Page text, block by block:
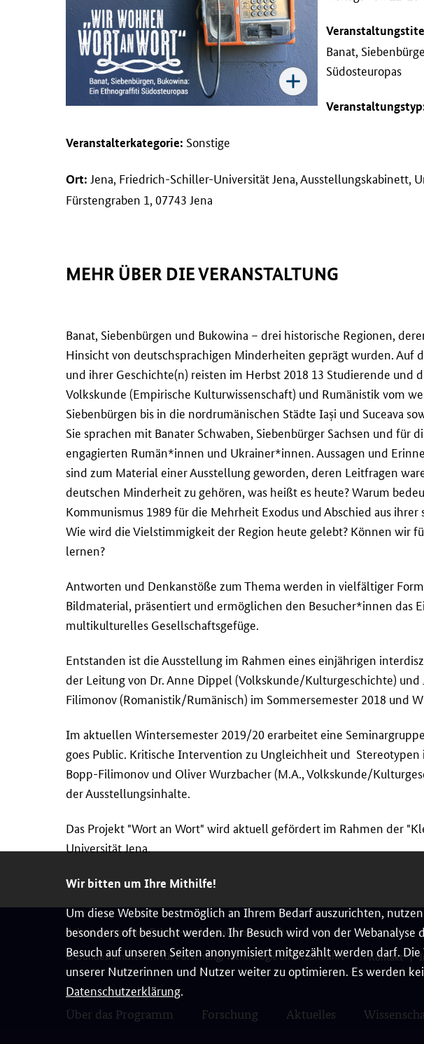
Wir bitten um Ihre Mithilfe!
Um diese Website bestmöglich an Ihrem Bedarf auszurichten,
besonders oft besucht werden. Ihr Besuch wird von der
Besuch auf unseren Seiten anonymisiert mitgezählt werden darf.
unserer Nutzerinnen und Nutzer weiter zu optimieren. Es werden
Datenschutzerklärung.
Banat,
Südosteuropas
Veranstalterkategorie: Sonstige
Ort: Jena, Friedrich-Schiller-Universität Jena, Ausstellungskabinett,
Fürstengraben 1, 07743 Jena
MEHR ÜBER DIE VERANSTALTUNG
Banat, Siebenbürgen und Bukowina – drei historische Regionen,
Hinsicht von deutschsprachigen Minderheiten geprägt wurden. Auf
und ihrer Geschichte(n) reisten im Herbst 2018 13 Studierende und
Volkskunde (Empirische Kulturwissenschaft) und Rumänistik vom
Siebenbürgen bis in die nordrumänischen Städte Iași und Suceava
Sie sprachen mit Banater Schwaben, Siebenbürger Sachsen und für
engagierten Rumän*innen und Ukrainer*innen. Aussagen und
sind zum Material einer Ausstellung geworden, deren Leitfragen
deutschen Minderheit zu gehören, was heißt es heute? Warum
Kommunismus 1989 für die Mehrheit Exodus und Abschied aus
Wie wird die Vielstimmigkeit der Region heute gelebt? Können wir
lernen?
Antworten und Denkanstöße zum Thema werden in vielfältiger
Bildmaterial, präsentiert und ermöglichen den Besucher*innen das
multikulturelles Gesellschaftsgefüge.
Entstanden ist die Ausstellung im Rahmen eines einjährigen
der Leitung von Dr. Anne Dippel (Volkskunde/Kulturgeschichte) und
Filimonov (Romanistik/Rumänisch) im Sommersemester 2018 und
Im aktuellen Wintersemester 2019/20 erarbeitet eine
goes Public. Kritische Intervention zu Ungleichheit und Stereotypen
Bopp-Filimonov und Oliver Wurzbacher (M.A., Volkskunde/
der Ausstellungsinhalte.
Das Projekt "Wort an Wort" wird aktuell gefördert im Rahmen der
Universität Jena.
Rahmenprogramm Geistes- und Sozialwissenschaften
© Bundesministerium für Forschung, Technologie und Raumfahrt
Kontakt
Über das Programm Forschung Aktuelles